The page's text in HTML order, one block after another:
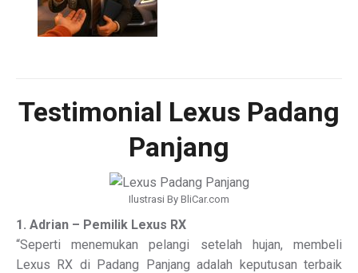
Testimonial Lexus Padang
Panjang
Ilustrasi By BliCar.com
1. Adrian – Pemilik Lexus RX
“Seperti menemukan pelangi setelah hujan, membeli
Lexus RX di Padang Panjang adalah keputusan terbaik